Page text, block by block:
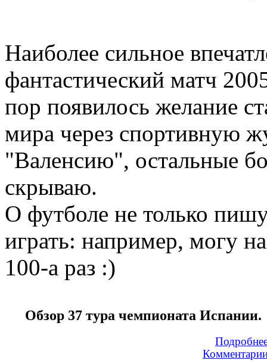
Наиболее сильное
фантастический матч
пор появилось желание
мира через спортивную
"Валенсию", остальные
скрываю.
О футболе не только
играть: например, могу
100-а раз :)
Обзор 37 тура чемпионата Испании.